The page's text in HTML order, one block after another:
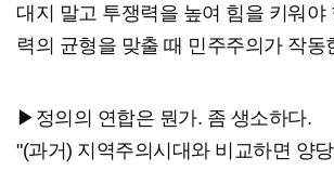
대지 말고 투쟁력을 높여 힘을 키워야
력의 균형을 맞출 때 민주주의가 작동
▶정의의 연합은 뭔가. 좀 생소하다.
"(과거) 지역주의시대와 비교하면 양